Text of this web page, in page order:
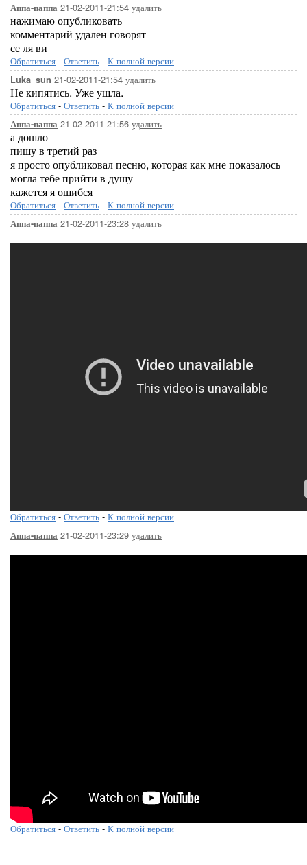
Аппа-паппа 21-02-2011-21:54 удалить
нажимаю опубликовать
комментарий удален говорят
се ля ви
Обратиться - Ответить - К полной версии
Luka_sun 21-02-2011-21:54 удалить
Не кипятись. Уже ушла.
Обратиться - Ответить - К полной версии
Аппа-паппа 21-02-2011-21:56 удалить
а дошло
пишу в третий раз
я просто опубликовал песню, которая как мне показалось
могла тебе прийти в душу
кажется я ошибся
Обратиться - Ответить - К полной версии
Аппа-паппа 21-02-2011-23:28 удалить
Обратиться - Ответить - К полной версии
Аппа-паппа 21-02-2011-23:29 удалить
Обратиться - Ответить - К полной версии